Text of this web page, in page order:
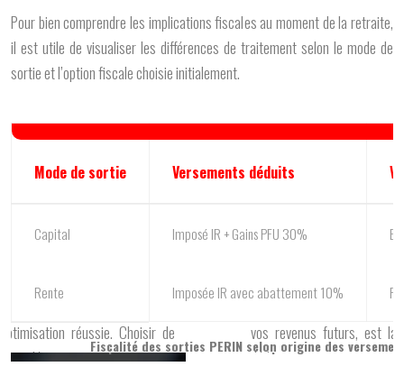
Pour bien comprendre les implications fiscales au moment de la retraite,
il est utile de visualiser les différences de traitement selon le mode de
sortie et l’option fiscale choisie initialement.
Fiscalité des sorties PERIN selon origine des
Mode de sortie Versements déduits
Capital Imposé IR + Gains PFU 30%
Rente Imposée IR avec abattement 10%